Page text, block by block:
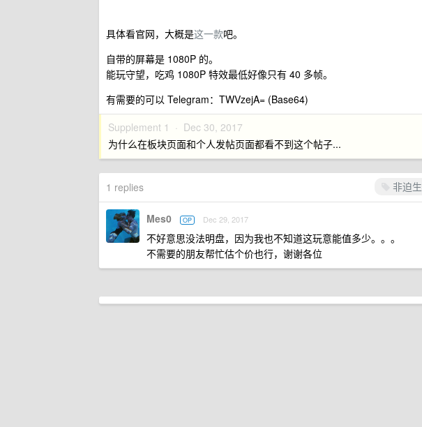
具体看官网，大概是这一款吧。
自带的屏幕是 1080P 的。
能玩守望，吃鸡 1080P 特效最低好像只有 40 多帧。
有需要的可以 Telegram：TWVzejA= (Base64)
Supplement 1 · Dec 30, 2017
为什么在板块页面和个人发帖页面都看不到这个帖子...
非迫生
1 replies
Mes0 OP Dec 29, 2017
不好意思没法明盘，因为我也不知道这玩意能值多少。。。
不需要的朋友帮忙估个价也行，谢谢各位